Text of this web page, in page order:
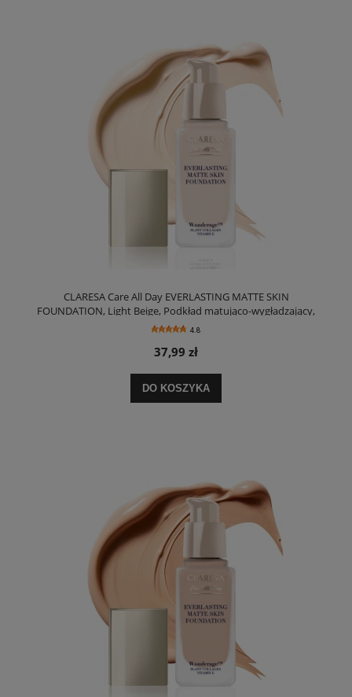
CLARESA Care All Day EVERLASTING MATTE SKIN
FOUNDATION, Light Beige, Podkład matująco-wygładzający,
32ml 4.8
37,99 zł
DO KOSZYKA